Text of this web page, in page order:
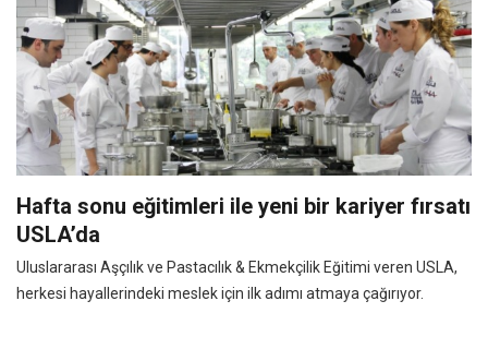
Hafta sonu eğitimleri ile yeni bir kariyer fırsatı
USLA’da
Uluslararası Aşçılık ve Pastacılık & Ekmekçilik Eğitimi veren USLA,
herkesi hayallerindeki meslek için ilk adımı atmaya çağırıyor.